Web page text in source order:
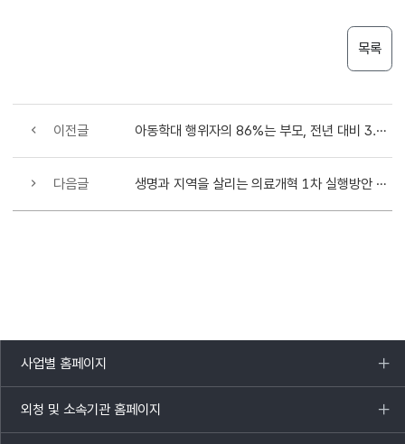
목록
이전글 아동학대 행위자의 86%는 부모, 전년 대비 3.2%p 증가
다음글 생명과 지역을 살리는 의료개혁 1차 실행방안 발표
사업별 홈페이지
목록
열기
외청 및 소속기관 홈페이지
목록
열기